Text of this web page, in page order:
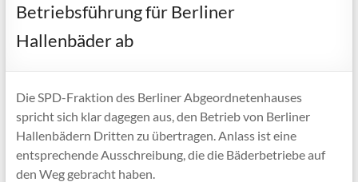
Betriebsführung für Berliner
Hallenbäder ab
Die SPD-Fraktion des Berliner Abgeordnetenhauses
spricht sich klar dagegen aus, den Betrieb von Berliner
Hallenbädern Dritten zu übertragen. Anlass ist eine
entsprechende Ausschreibung, die die Bäderbetriebe auf
den Weg gebracht haben.